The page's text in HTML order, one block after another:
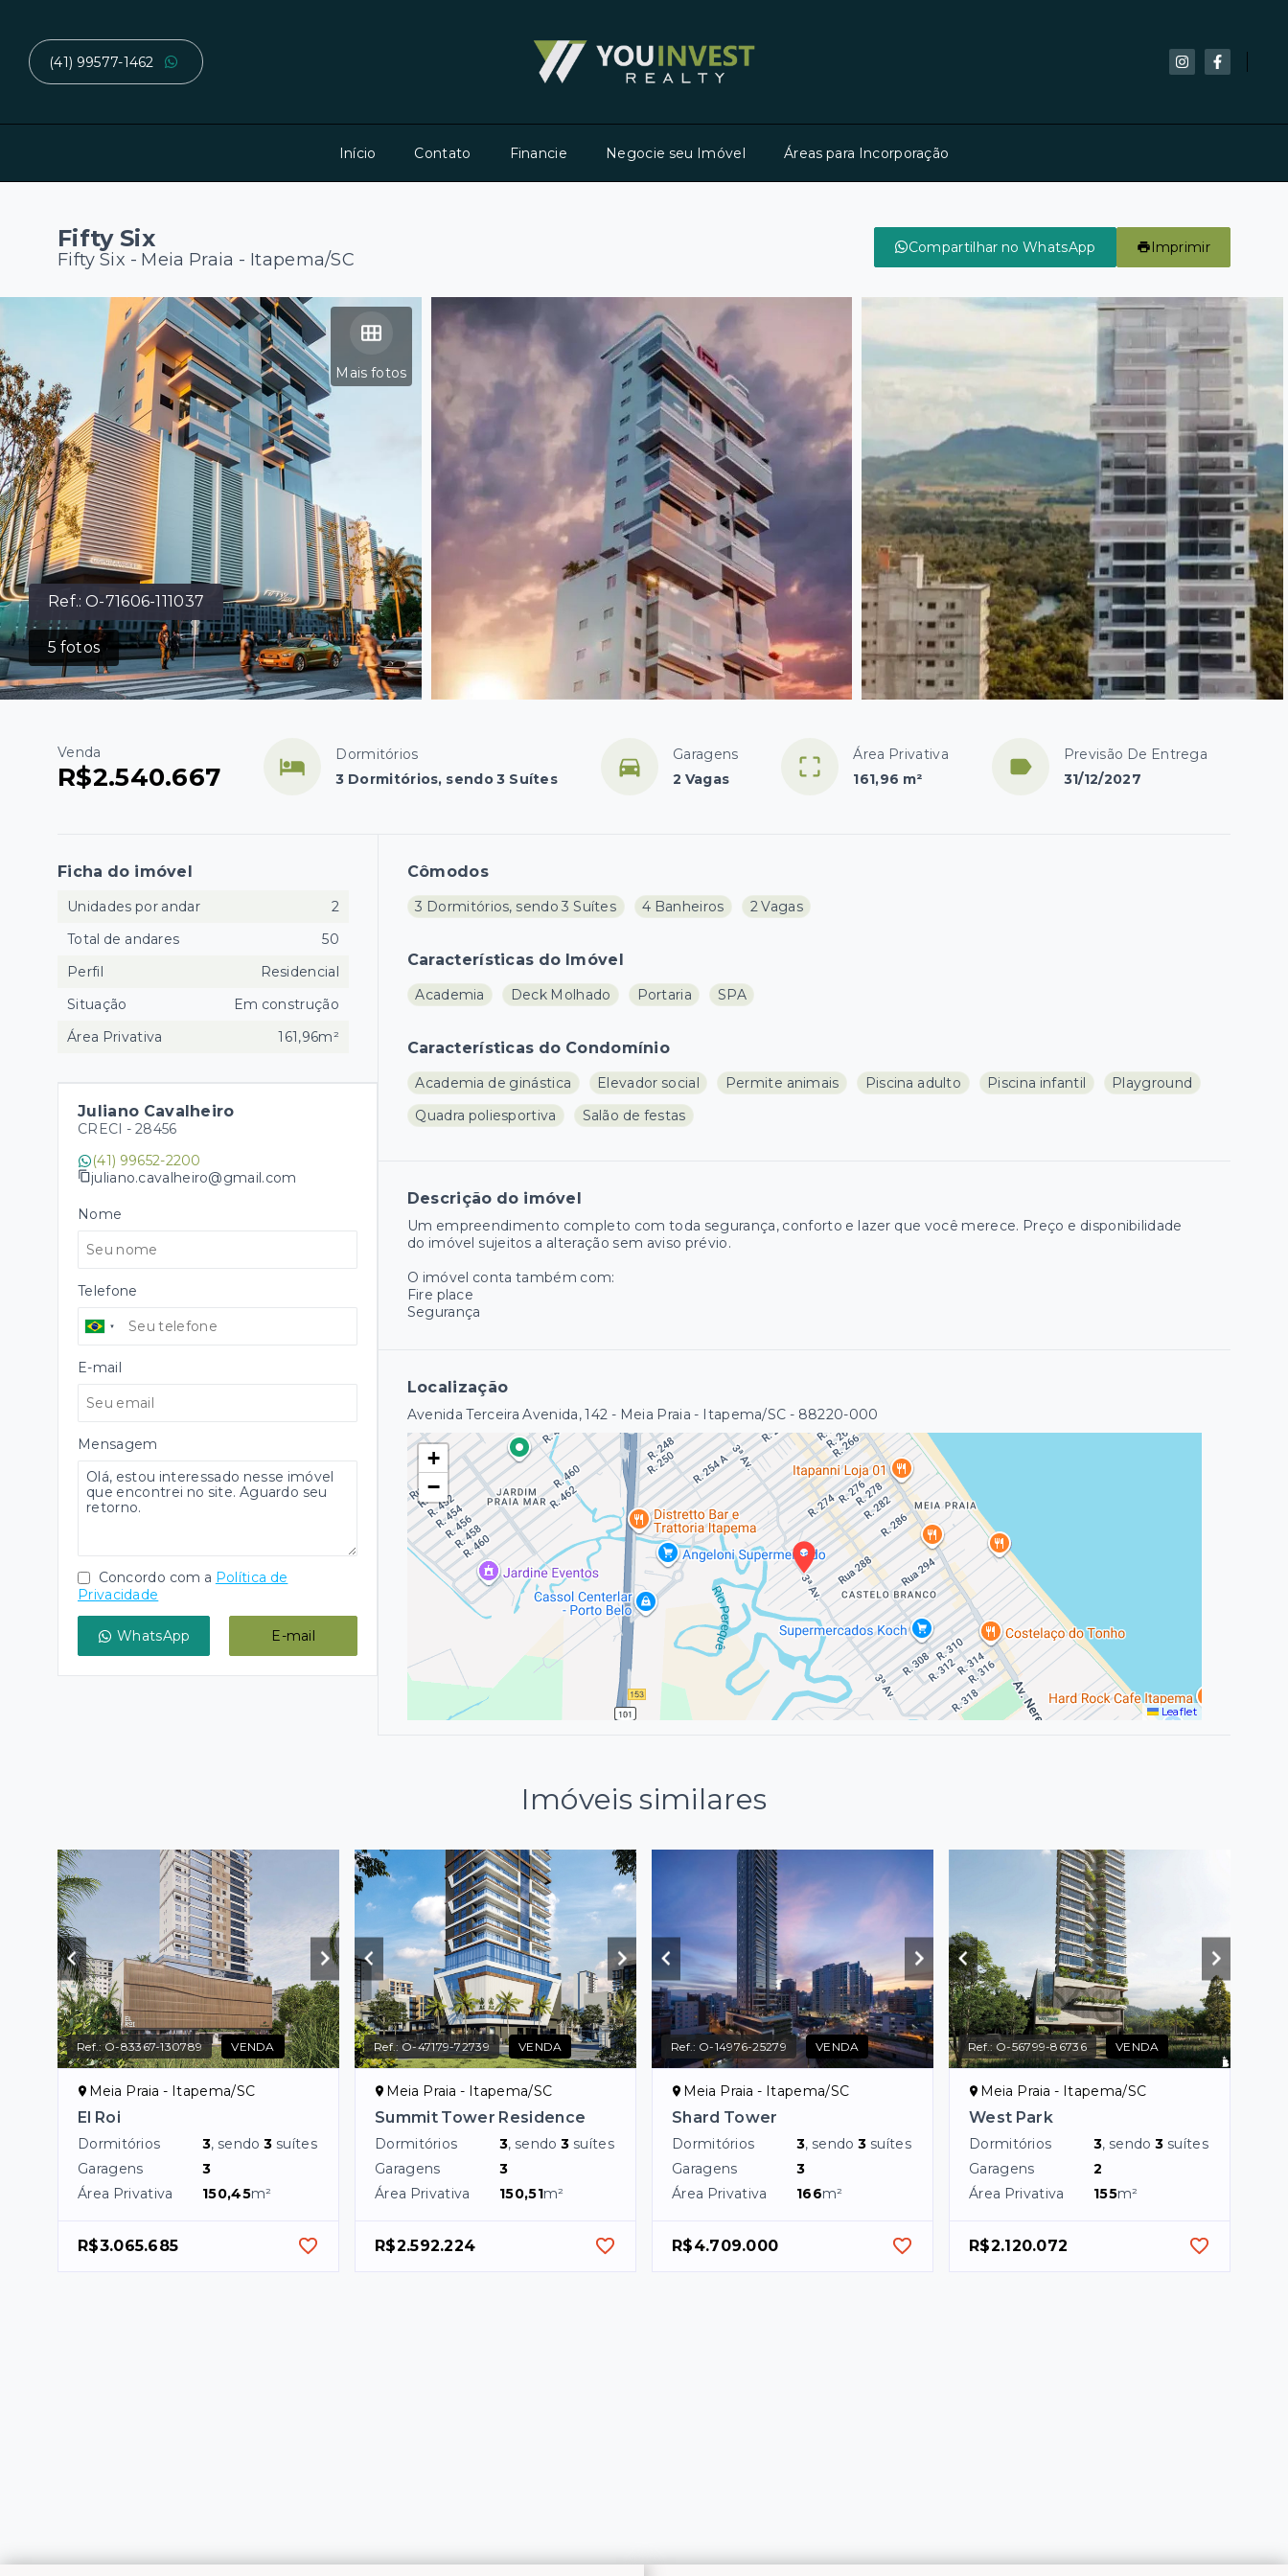
(41) 99577-1462
Início Contato Financie Negocie seu Imóvel Áreas para Incorporação
Fifty Six
Fifty Six - Meia Praia - Itapema/SC
Compartilhar no WhatsApp Imprimir
Ref.:O-71606-111037
5 fotos
Mais fotos
Venda
R$2.540.667
Dormitórios
3 Dormitórios, sendo 3 Suítes
Garagens
2 Vagas
Área Privativa
161,96 m²
Previsão De Entrega
31/12/2027
Cômodos
3 Dormitórios, sendo 3 Suítes 4 Banheiros 2 Vagas
Características do Imóvel
Academia Deck Molhado Portaria SPA
Características do Condomínio
Academia de ginástica Elevador social Permite animais Piscina adulto Piscina infantil
Playground
Quadra poliesportiva
Salão de festas
Descrição do imóvel
Um empreendimento completo com toda segurança, conforto e lazer que você merece. Preço e disponibilidade
do imóvel sujeitos a alteração sem aviso prévio.
O imóvel conta também com:
Fire place
Segurança
Localização
Avenida Terceira Avenida, 142 - Meia Praia - Itapema/SC - 88220-000
+
−
Leaflet
Ficha do imóvel
Unidades por andar
2
Total de andares
50
Perfil
Residencial
Situação
Em construção
Área Privativa
161,96m²
Juliano Cavalheiro
CRECI - 28456
(41) 99652-2200
juliano.cavalheiro@gmail.com
Nome
Telefone
E-mail
Mensagem
Concordo com a Política de
Privacidade
WhatsApp E-mail
Imóveis similares
Ref.:O-83367-130789 VENDA
Meia Praia - Itapema/SC
El Roi
Dormitórios 3, sendo3 suítes
Garagens
3
Área Privativa
150,45m²
R$3.065.685
Ref.:O-47179-72739 VENDA
Meia Praia - Itapema/SC
Summit Tower Residence
Dormitórios 3, sendo3 suítes
Garagens
3
Área Privativa
150,51m²
R$2.592.224
Ref.: O-14976-25279 VENDA
Meia Praia - Itapema/SC
Shard Tower
Dormitórios 3, sendo3 suítes
Garagens
3
Área Privativa
166m²
R$4.709.000
Ref.: O-56799-86736 VENDA
Meia Praia - Itapema/SC
West Park
Dormitórios 3, sendo3 suítes
Garagens
2
Área Privativa
155m²
R$2.120.072